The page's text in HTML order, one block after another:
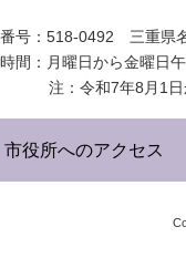
号：518-0492 三重県
間：月曜日から金曜日
注：令和7年8月1
市役所へのアクセス